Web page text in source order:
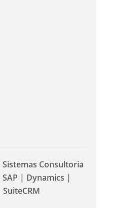
Sistemas Consultoria
| Dynamics |
SuiteCRM